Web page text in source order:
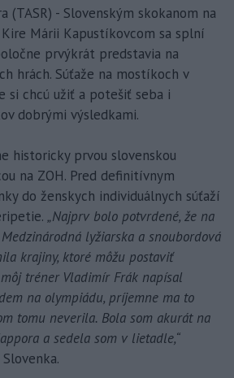
(TASR) - Slovenským skokanom na
Márii Kapustíkovcom sa splní
prvýkrát predstavia na
hrách. Súťaže na mostíkoch v
si chcú užiť a potešiť seba i
dobrými výsledkami.
historicky prvou slovenskou
na ZOH. Pred definitívnym
do ženskych individuálnych súťaží
„Najprv bolo potvrdené, že na
lyžiarska a snoubordová
krajiny, ktoré môžu postaviť
tréner Vladimír Frák napísal
na olympiádu, príjemne ma to
tomu neverila. Bola som akurát na
a sedela som v lietadle,“